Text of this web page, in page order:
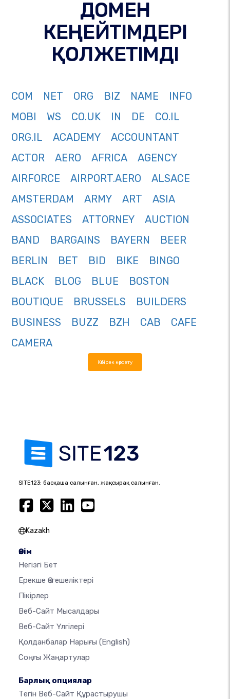
ДОМЕН
КЕҢЕЙТІМДЕРІ
ҚОЛЖЕТІМДІ
COM NET ORG BIZ NAME
INFO
MOBI
WS CO.UK IN DE
CO.IL
ORG.IL
ACADEMY
ACCOUNTANT
ACTOR
AERO AFRICA
AGENCY
AIRFORCE
AIRPORT.AERO
ALSACE
AMSTERDAM
ARMY ART
ASIA
ASSOCIATES
ATTORNEY
AUCTION
BAND
BARGAINS BAYERN
BEER
BERLIN
BET BID BIKE
BINGO
BLACK
BLOG BLUE
BOSTON
BOUTIQUE
BRUSSELS
BUILDERS
BUSINESS
BUZZ BZH CAB
CAFE
CAMERA
Көбірек көрсету
SITE123: басқаша салынған, жақсырақ салынған.
Kazakh
Өнім
Негізгі Бет
Ерекше Өзгешеліктері
Пікірлер
Веб-Сайт Мысалдары
Веб-Сайт Үлгілері
Қолданбалар Нарығы (English)
Соңғы Жаңартулар
Барлық опциялар
Тегін Веб-Сайт Құрастырушы